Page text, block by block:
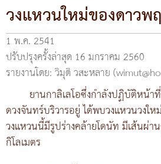
วงแหวนใหม่ของดาว
1 พ.ค. 2541
ปรับปรุงครั้งล่าสุด 16 มกราคม 2560
รายงานโดย: วิมุติ วสะหลาย
ยานกาลิเลโอซึ่งกำลังปฏิบัติหน้
ดวงจันทร์บริวารอยู่ ได้พบวงแหวนวงใ
วงแหวนนี้มีรูปร่างคล้ายโดนัท มีเส้นผ่า
กิโลเมตร